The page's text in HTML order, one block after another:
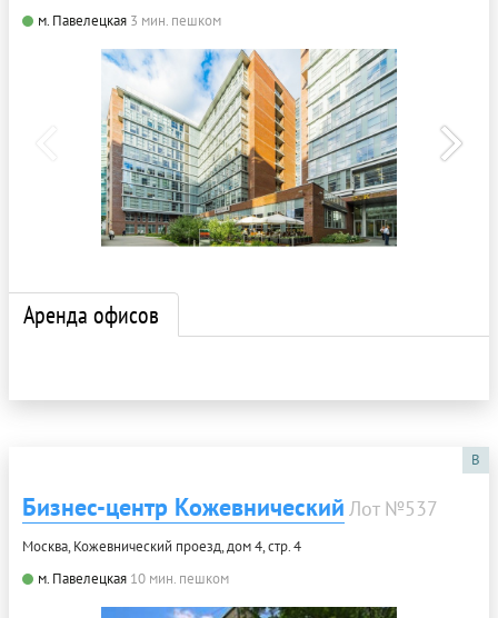
м. Павелецкая 3 мин. пешком
Аренда офисов
B
Бизнес-центр Кожевнический Лот №537
Москва, Кожевнический проезд, дом 4, стр. 4
м. Павелецкая 10 мин. пешком